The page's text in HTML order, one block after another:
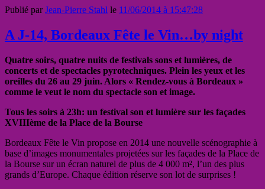
Publié parJean-Pierre Stahl le 11/06/2014 à 15:47:28
A J-14, Bordeaux Fête le Vin…by night
Quatre soirs, quatre nuits de festivals sons et lumières, de
concerts et de spectacles pyrotechniques. Plein les yeux et les
oreilles du 26 au 29 juin. Alors « Rendez-vous à Bordeaux »
comme le veut le nom du spectacle son et image.
Tous les soirs à 23h: un festival son et lumière sur les façades
XVIIIème de la Place de la Bourse
Bordeaux Fête le Vin propose en 2014 une nouvelle scénographie à
base d’images monumentales projetées sur les façades de la Place de
la Bourse sur un écran naturel de plus de 4 000 m², l’un des plus
grands d’Europe. Chaque édition réserve son lot de surprises !